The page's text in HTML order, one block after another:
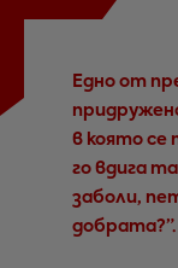
Едно от
в която се
го вдига
заболи,
добрата?”.